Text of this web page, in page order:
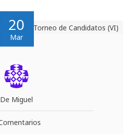
20
Mar
De Miguel